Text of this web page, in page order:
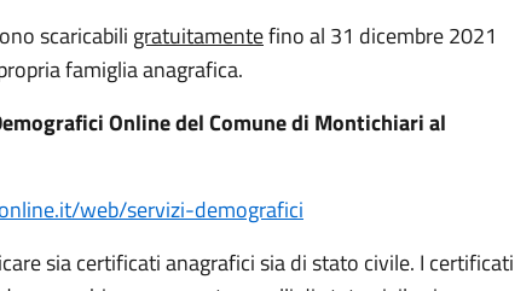
scaricabili gratuitamentefino al 31 dicembre 2021
famiglia anagrafica.
Online del Comune di Montichiari al
online.it/web/servizi-demografici
sia certificati anagrafici sia di stato civile. I certificati